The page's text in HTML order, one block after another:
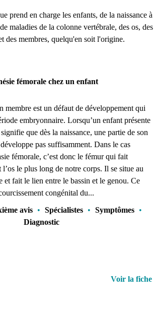
prend en charge les enfants, de la naissance à
maladies de la colonne vertébrale, des os, des
des membres, quelqu'en soit l'origine.
fémorale chez un enfant
membre est un défaut de développement qui
embryonnaire. Lorsqu’un enfant présente
que dès la naissance, une partie de son
pas suffisamment. Dans le cas
fémorale, c’est donc le fémur qui fait
le plus long de notre corps. Il se situe au
et fait le lien entre le bassin et le genou. Ce
congénital du...
avis • Spécialistes • Symptômes •
Diagnostic
Voir la fiche